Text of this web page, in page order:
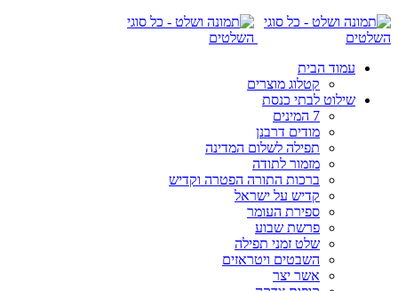
עמוד הבית
קטלוג מוצרים
שילוט לבתי כנסת
7 המינים
מודים דרבנן
תפילה לשלום המדינה
מזמור לתודה
ברכות התורה הפטרה וקדיש
קדיש על ישראל
ספירת העומר
פרשת שבוע
שלט זמני תפילה
השבטים ויטראזים
אשר יצר